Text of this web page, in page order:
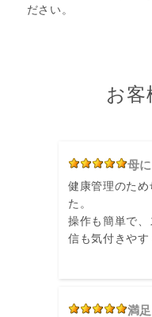
ださい。
お
母
健康管理のた
た。
操作も簡単で
信も気付きやす
満足